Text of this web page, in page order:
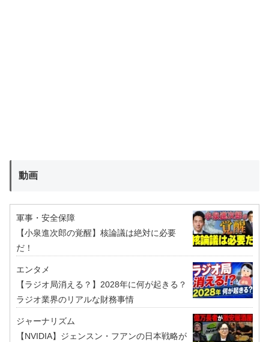
動画
軍事・安全保障
【小泉進次郎の覚醒】核論議は絶対に必要
だ！
エンタメ
【ラジオ局消える？】2028年に何が起きる？
ラジオ業界のリアルな財務事情
ジャーナリズム
【NVIDIA】ジェンスン・フアンの日本戦略が